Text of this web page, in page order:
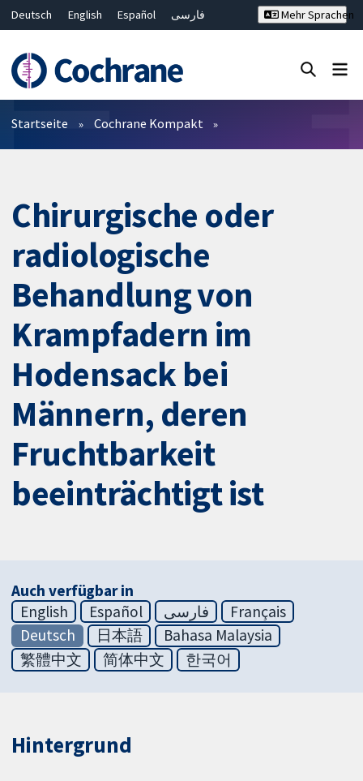
Deutsch English Español
فارسی
Bahasa Malaysia
ไทย
繁體中文
简体中文
Mehr Sprachen
Filter
Startseite Cochrane Kompakt
Chirurgische oder
radiologische
Behandlung von
Krampfadern im
Hodensack bei
Männern, deren
Fruchtbarkeit
beeinträchtigt ist
Auch verfügbar in
English
Español فارسی
Français
Deutsch
日本語
Bahasa Malaysia
繁體中文
简体中文 한국어
Hintergrund